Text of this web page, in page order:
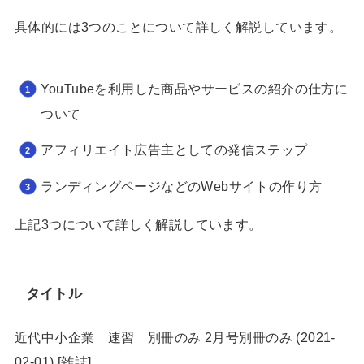
具体的には3つのことについて詳しく解説しています。
YouTubeを利用した商品やサービスの紹介の仕方に
ついて
アフィリエイト広告主としての発信ステップ
ランディングページなどのWebサイトの作り方
上記3つについて詳しく解説しています。
タイトル
近代中小企業 速習 別冊のみ 2月号別冊のみ (2021-